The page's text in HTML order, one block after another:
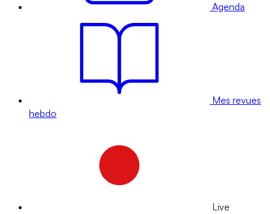
Agenda
Mes revues
hebdo
Live